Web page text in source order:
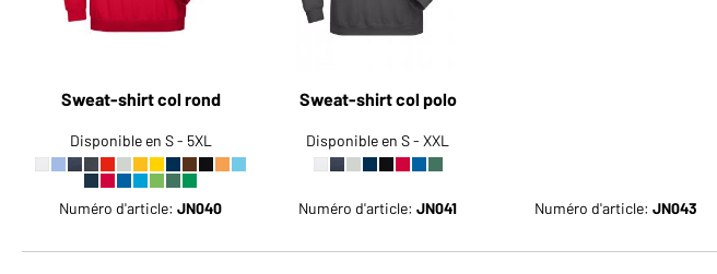
Sweat-shirt col rond
Disponible en S - 5XL
Numéro d'article:JN040
Sweat-shirt col polo
Disponible en S - XXL
Numéro d'article:JN041 Numéro d'article: JN043